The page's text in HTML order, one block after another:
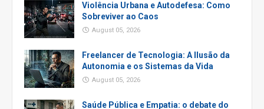
Violência Urbana e Autodefesa: Como
Sobreviver ao Caos
August 05, 2026
Freelancer de Tecnologia: A Ilusão da
Autonomia e os Sistemas da Vida
August 05, 2026
Saúde Pública e Empatia: o debate do